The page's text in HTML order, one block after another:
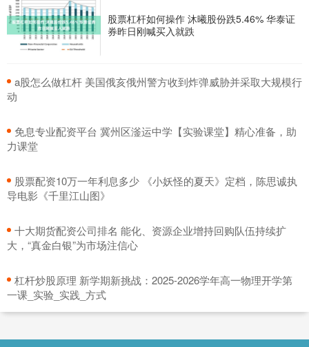
股票杠杆如何操作 沐曦股份跌5.46% 华泰证
券昨日刚喊买入就跌
​a股怎么做杠杆 美国俄亥俄州警方收到炸弹威胁并采取大规模行
动
​免息专业配资平台 冀州区滏运中学【实验课堂】精心准备，助
力课堂
​股票配资10万一年利息多少 《小妖怪的夏天》定档，陈思诚执
导电影《千里江山图》
​十大期货配资公司排名 能化、资源企业增持回购队伍持续扩
大，“真金白银”为市场注信心
​杠杆炒股原理 新学期新挑战：2025-2026学年高一物理开学第
一课_实验_实践_方式